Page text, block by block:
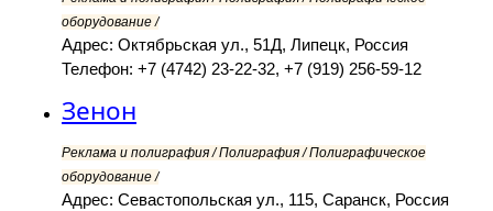
оборудование /
Адрес: Октябрьская ул., 51Д, Липецк, Россия
Телефон: +7 (4742) 23-22-32, +7 (919) 256-59-12
Зенон
Реклама и полиграфия / Полиграфия / Полиграфическое
оборудование /
Адрес: Севастопольская ул., 115, Саранск, Россия